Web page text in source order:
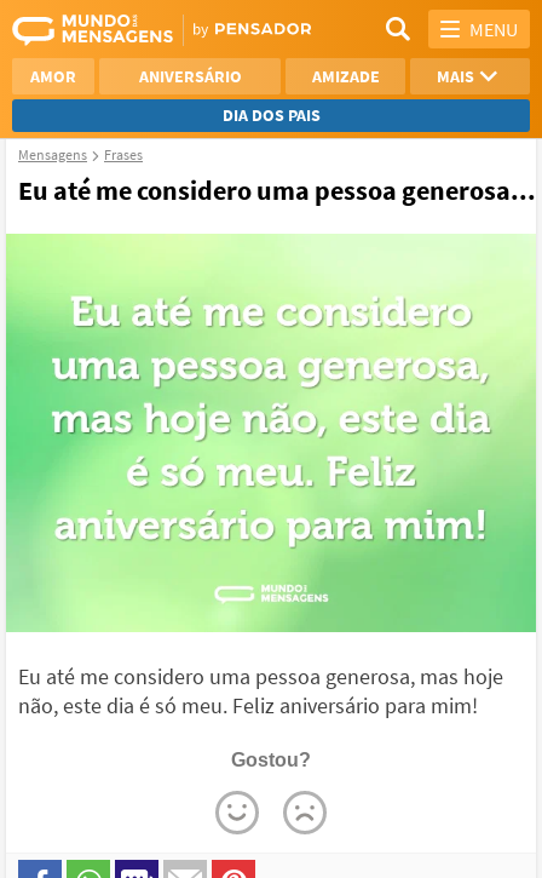
MENU
AMOR ANIVERSÁRIO AMIZADE
MAIS
DIA DOS PAIS
Mensagens Frases
Eu até me considero uma pessoa generosa...
Eu até me considero uma pessoa generosa, mas hoje
não, este dia é só meu. Feliz aniversário para mim!
Gostou?